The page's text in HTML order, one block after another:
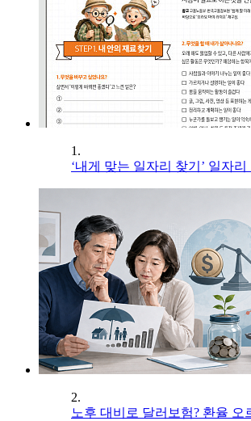
1.
‘내게 맞는 일자리 찾기’ 일자리
2.
노후 대비로 달러보험? 환율 오